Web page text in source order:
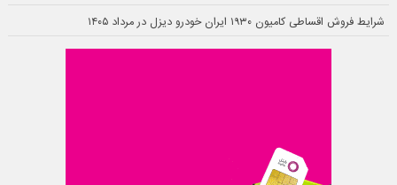
شرایط فروش اقساطی کامیون ۱۹۳۰ ایران خودرو دیزل در مرداد ۱۴۰۵